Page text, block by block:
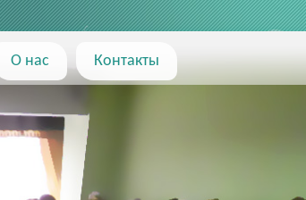
О нас Контакты